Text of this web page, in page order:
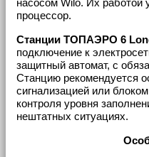
процессор.
Станции ТОПАЭРО 6
подключение к
защитный автомат, с
Станцию рекомендуется
сигнализацией или
контроля уровня
нештатных ситуациях.